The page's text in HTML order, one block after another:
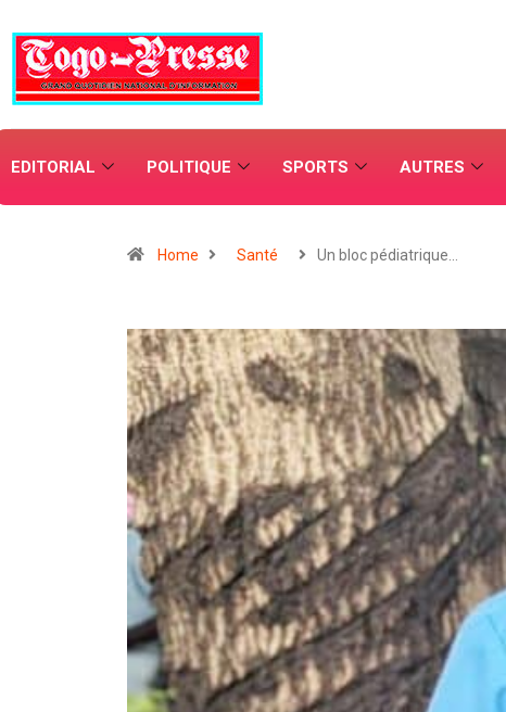
EDITORIAL POLITIQUE SPORTS AUTRES
Home Santé Un bloc pédiatrique…